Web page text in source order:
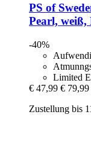
PS of
Pearl, weiß,
-40%
Limited
€ 47,99 € 79,99
Zustellung bis